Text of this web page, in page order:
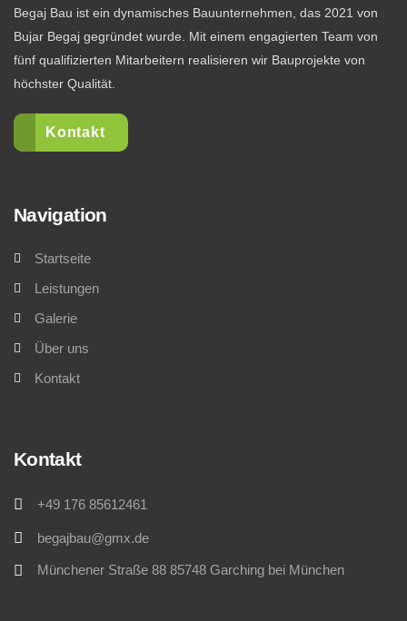
Begaj Bau ist ein dynamisches Bauunternehmen, das 2021 von
Bujar Begaj gegründet wurde. Mit einem engagierten Team von
fünf qualifizierten Mitarbeitern realisieren wir Bauprojekte von
höchster Qualität.
Kontakt
Navigation
Startseite
Leistungen
Galerie
Über uns
Kontakt
Kontakt
+49 176 85612461
begajbau@gmx.de
Münchener Straße 88 85748 Garching bei München